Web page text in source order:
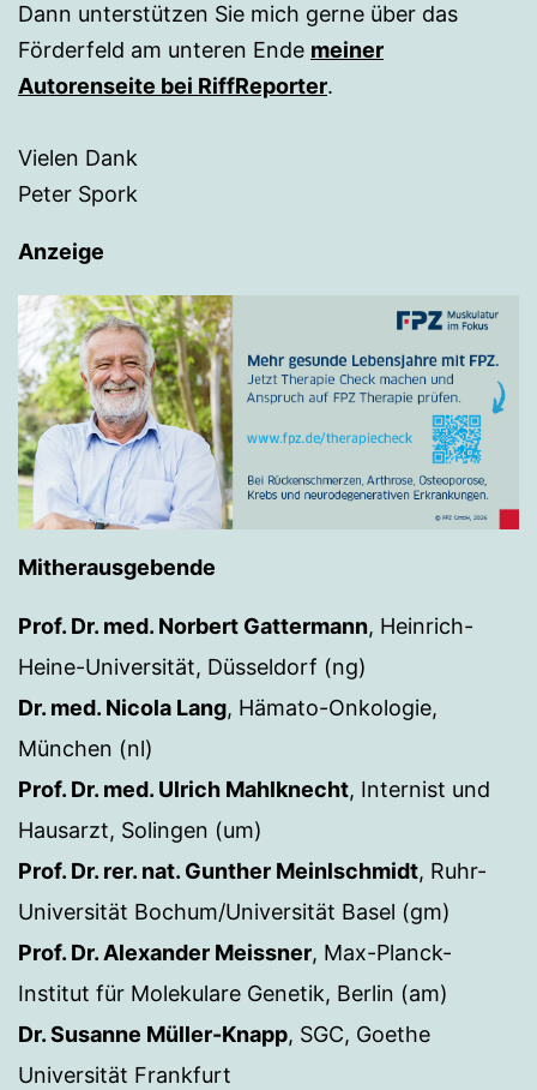
Dann unterstützen Sie mich gerne über das
Förderfeld am unteren Ende meiner
Autorenseite bei RiffReporter.
Vielen Dank
Peter Spork
Anzeige
Mitherausgebende
Prof. Dr. med. Norbert Gattermann, Heinrich-
Heine-Universität, Düsseldorf (ng)
Dr. med. Nicola Lang, Hämato-Onkologie,
München (nl)
Prof. Dr. med. Ulrich Mahlknecht, Internist und
Hausarzt, Solingen (um)
Prof. Dr. rer. nat. Gunther Meinlschmidt, Ruhr-
Universität Bochum/Universität Basel (gm)
Prof. Dr. Alexander Meissner, Max-Planck-
Institut für Molekulare Genetik, Berlin (am)
Dr. Susanne Müller-Knapp, SGC, Goethe
Universität Frankfurt